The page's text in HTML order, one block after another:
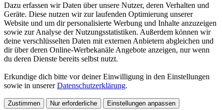
Dazu erfassen wir Daten über unsere Nutzer, deren Verhalten und
Geräte. Diese nutzen wir zur laufenden Optimierung unserer
Website und um dir personalisierte Werbung und Inhalte anzuzeigen
sowie zur Analyse der Nutzungsstatistiken. Außerdem können wir
deine verschlüsselten Daten mit externen Anbietern abgleichen und
dir über deren Online-Werbekanäle Angebote anzeigen, nur wenn
du deren Dienste bereits selbst nutzt.
Erkundige dich bitte vor deiner Einwilligung in den Einstellungen
sowie in unsererDatenschutzerklärung.
Zustimmen Nur erforderliche Einstellungen anpassen